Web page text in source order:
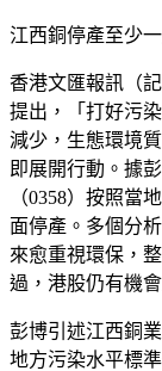
江西銅停產至少
香港文匯報訊（
提出，「打好污
減少，生態環境
即展開行動。據
（0358）按照當
面停產。多個分
來愈重視環保，
過，港股仍有機
彭博引述江西銅
地方污染水平標